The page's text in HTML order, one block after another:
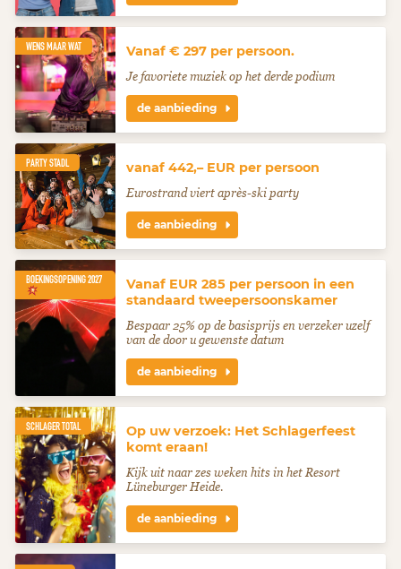
WENS MAAR WAT Vanaf € 297 per persoon.
Je favoriete muziek op het derde podium
de aanbieding
PARTY STADL vanaf 442,– EUR per persoon
Eurostrand viert après-ski party
de aanbieding
BOEKINGSOPENING 2027
Vanaf EUR 285 per persoon in een
standaard tweepersoonskamer
Bespaar 25% op de basisprijs en verzeker uzelf
van de door u gewenste datum
de aanbieding
SCHLAGER TOTAL
Op uw verzoek: Het Schlagerfeest
komt eraan!
Kijk uit naar zes weken hits in het Resort
Lüneburger Heide.
de aanbieding